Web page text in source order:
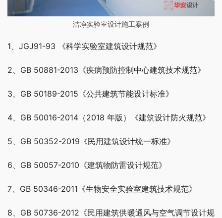
洁净实验室设计施工案例
1、JGJ91-93 《科学实验室建筑设计规范》
2、GB 50881-2013《疾病预防控制中心建筑技术规范》
3、GB 50189-2015《公共建筑节能设计标准》
4、GB 50016-2014（2018 年版）《建筑设计防火规范》
5、GB 50352-2019《民用建筑设计统一标准》
6、GB 50057-2010《建筑物防雷设计规范》
7、GB 50346-2011《生物安全实验室建筑技术规范》
8、GB 50736-2012《民用建筑供暖通风与空气调节设计规